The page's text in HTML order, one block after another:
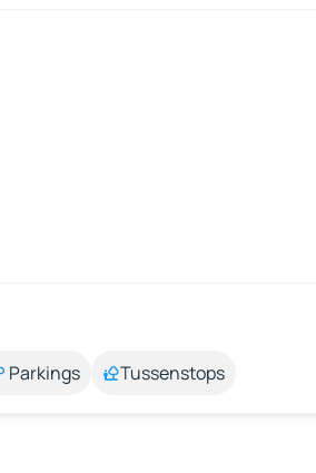
Parkings Tussenstops